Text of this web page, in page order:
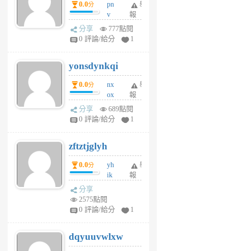
月
前
0.0分
pn
v
wt
sv
6
個
月
前
舉
報
分享
777點閱
0 評論/給分
1
yonsdynkqi
0.0分
nx
ox
rh
pe
月
前
舉
報
分享
689點閱
0 評論/給分
1
zftztjglyh
0.0分
yh
ik
tu
6
個
舉
報
分享
2575點閱
0 評論/給分
1
dqyuuvwlxw